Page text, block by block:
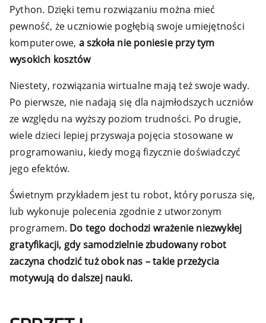
Python. Dzięki temu rozwiązaniu można mieć
pewność, że uczniowie pogłębią swoje umiejętności
komputerowe, a szkoła nie poniesie przy tym
wysokich kosztów
Niestety, rozwiązania wirtualne mają też swoje wady.
Po pierwsze, nie nadają się dla najmłodszych uczniów
ze względu na wyższy poziom trudności. Po drugie,
wiele dzieci lepiej przyswaja pojęcia stosowane w
programowaniu, kiedy mogą fizycznie doświadczyć
jego efektów.
Świetnym przykładem jest tu robot, który porusza się,
lub wykonuje polecenia zgodnie z utworzonym
programem. Do tego dochodzi wrażenie niezwykłej
gratyfikacji, gdy samodzielnie zbudowany robot
zaczyna chodzić tuż obok nas – takie przeżycia
motywują do dalszej nauki.